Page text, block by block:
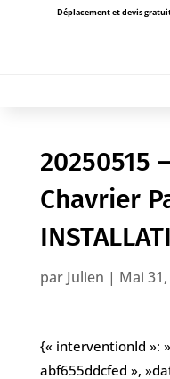
Déplacement et devis
20250515
Chavrier
par Julien | Mai
{« interventionId »:
abf655ddcfed »,